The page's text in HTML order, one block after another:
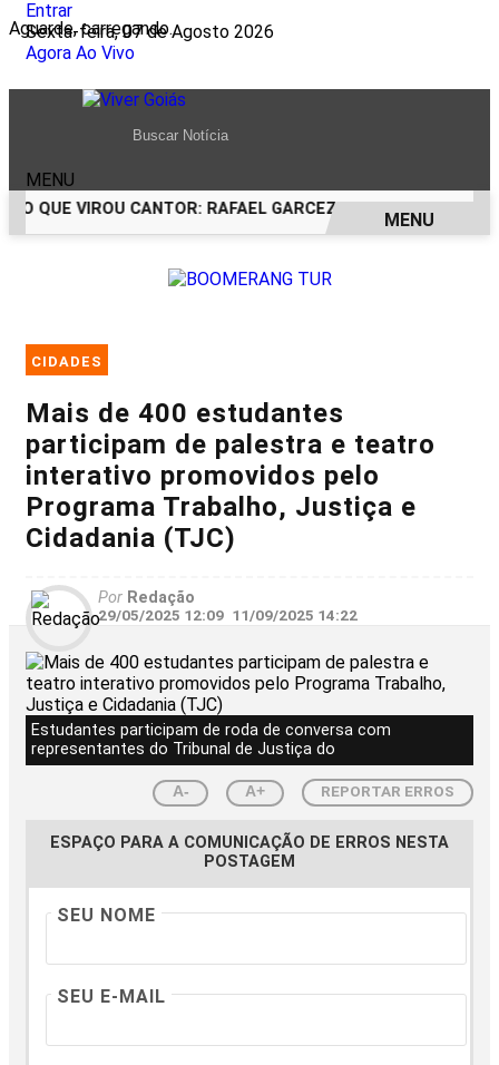
Aguarde, carregando...
Entrar
Sexta-feira, 07 de Agosto 2026
Agora Ao Vivo
MENU
QUE VIROU CANTOR: RAFAEL GARCEZ CELEBRA 24 ANOS
MENU
CIDADES
Mais de 400 estudantes
participam de palestra e teatro
interativo promovidos pelo
Programa Trabalho, Justiça e
Cidadania (TJC)
Por Redação
29/05/2025 12:09 11/09/2025 14:22
Estudantes participam de roda de conversa com
representantes do Tribunal de Justiça do
A- A+ REPORTAR ERROS
ESPAÇO PARA A COMUNICAÇÃO DE ERROS NESTA
POSTAGEM
SEU NOME
SEU E-MAIL